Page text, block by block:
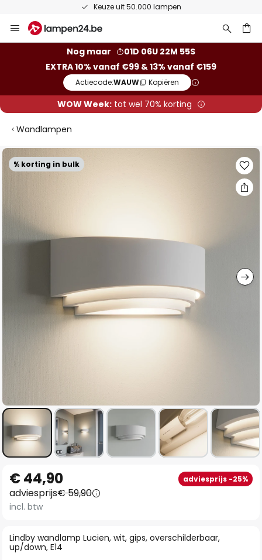
Keuze uit 50.000 lampen
naar
Nog maar
01D 06U 22M 55S
EXTRA 10% vanaf €99 & 13% vanaf €159
Actiecode:WAUW Kopiëren
WOW Week:tot wel 70% korting
Wandlampen
% korting in bulk
Ga
naar
afbeeldingen-
naar
het
begin
de
afbeeldingen-
Lindby wandlamp Lucien, wit, gips, overschilderbaar,
up/down, E14
€ 44,90 adviesprijs -25%
adviesprijs€ 59,90
incl. btw